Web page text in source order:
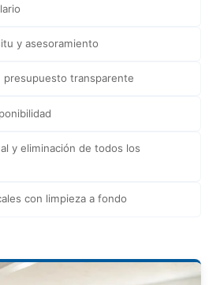
y asesoramiento
presupuesto transparente
y eliminación de todos los
con limpieza a fondo